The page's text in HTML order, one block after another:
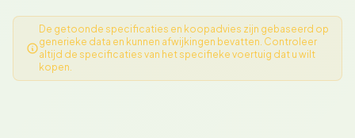
De getoonde specificaties en koopadvies zijn gebaseerd op
generieke data en kunnen afwijkingen bevatten. Controleer
altijd de specificaties van het specifieke voertuig dat u wilt
kopen.